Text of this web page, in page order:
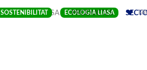
SOSTENIBILITAT ECOLOGIA LIASA
EMPRESA(CURRENT)
PRODUCTES